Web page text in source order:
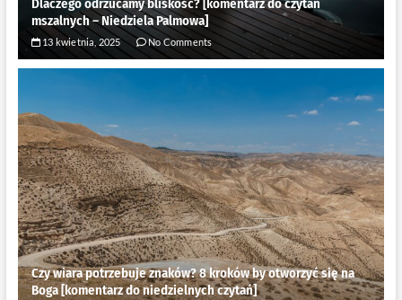
Dlaczego odrzucamy bliskość? [komentarz do czytań
mszalnych – Niedziela Palmowa]
13 kwietnia, 2025 No Comments
Czy wiara potrzebuje znaków? 8 kroków by otworzyć się na
Boga [komentarz do niedzielnych czytań]